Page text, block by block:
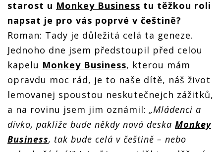
starost u Monkey Business tu těžkou roli
napsat je pro vás poprvé v češtině?
Roman: Tady je důležitá celá ta geneze.
Jednoho dne jsem předstoupil před celou
kapelu Monkey Business, kterou mám
opravdu moc rád, je to naše dítě, náš život
lemovanej spoustou neskutečnejch zážitků,
a na rovinu jsem jim oznámil: „Mládenci a
dívko, pakliže bude někdy nová deska Monkey
Business, tak bude celá v češtině – nebo